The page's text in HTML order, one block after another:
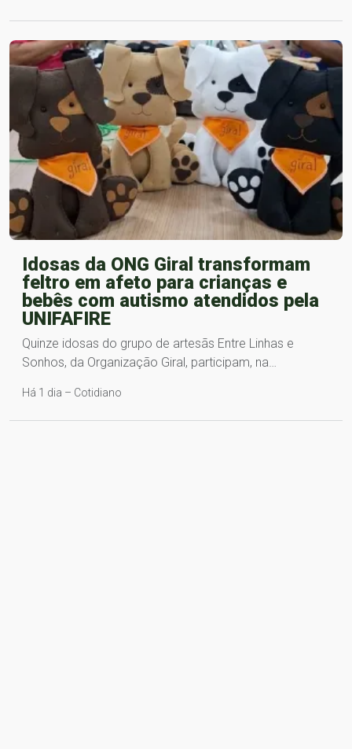
Idosas da ONG Giral transformam
feltro em afeto para crianças e
bebês com autismo atendidos pela
UNIFAFIRE
Quinze idosas do grupo de artesãs Entre Linhas e
Sonhos, da Organização Giral, participam, na…
Há 1 dia – Cotidiano